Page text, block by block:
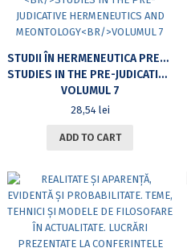
STUDII ÎN HERMENEUTICA PRE-JUDICATIVĂ ŞI MEONTOLOGIE
STUDIES IN THE PRE-JUDICATIVE HERMENEUTICS AND MEONTOLOGY
VOLUMUL 7
28,54 lei
ADD TO CART